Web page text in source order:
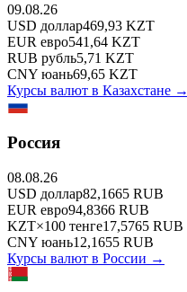
09.08.26
USD доллар469,93 KZT
EUR евро541,64 KZT
RUB рубль5,71 KZT
CNY юань69,65 KZT
Курсы валют в Казахстане →
Россия
08.08.26
USD доллар82,1665 RUB
EUR евро94,8366 RUB
KZT×100 тенге17,5765 RUB
CNY юань12,1655 RUB
Курсы валют в России →